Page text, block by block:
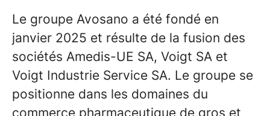
Le groupe Avosano a été fondé en
janvier 2025 et résulte de la fusion des
sociétés Amedis-UE SA, Voigt SA et
Voigt Industrie Service SA. Le groupe se
positionne dans les domaines du
commerce pharmaceutique de gros et